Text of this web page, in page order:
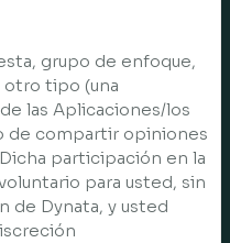
grupo de enfoque,
tipo (una
las Aplicaciones/los
de compartir opiniones
participación en la
para usted, sin
de Dynata, y usted